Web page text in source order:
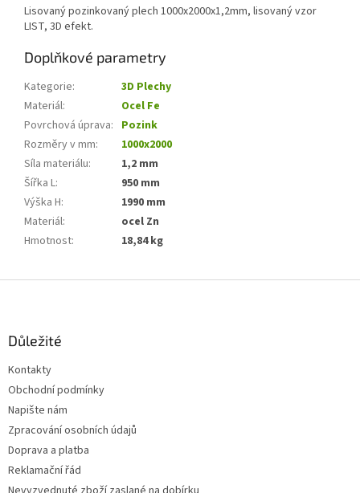
Lisovaný pozinkovaný plech 1000x2000x1,2mm, lisovaný vzor
LIST, 3D efekt.
Doplňkové parametry
Kategorie:
3D Plechy
Materiál:
Ocel Fe
Povrchová úprava: Pozink
Rozměry v mm:
1000x2000
Síla materiálu:
1,2 mm
Šířka L:
950 mm
Výška H:
1990 mm
Materiál:
ocel Zn
Hmotnost: 18,84 kg
Důležité
Kontakty
Obchodní podmínky
Napište nám
Zpracování osobních údajů
Doprava a platba
Reklamační řád